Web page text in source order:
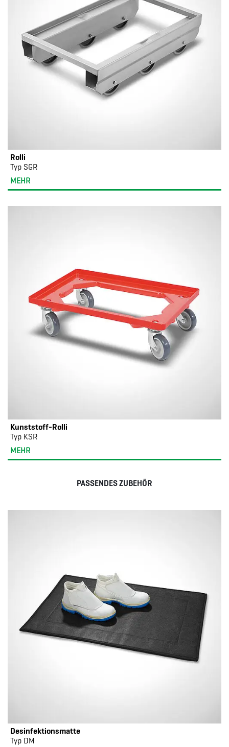
Rolli
Typ SGR
MEHR
Kunststoff-Rolli
Typ KSR
MEHR
PASSENDES ZUBEHÖR
Desinfektionsmatte
Typ DM